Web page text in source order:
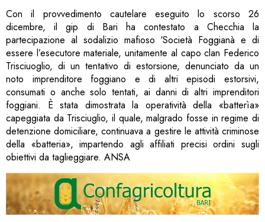
Con il provvedimento cautelare eseguito lo scorso 26
dicembre, il gip di Bari ha contestato a Checchia la
partecipazione al sodalizio mafioso ‘Società Foggianà e di
essere l’esecutore materiale, unitamente al capo clan Federico
Trisciuoglio, di un tentativo di estorsione, denunciato da un
noto imprenditore foggiano e di altri episodi estorsivi,
consumati o anche solo tentati, ai danni di altri imprenditori
foggiani. È stata dimostrata la operatività della «batterìa»
capeggiata da Trisciuglio, il quale, malgrado fosse in regime di
detenzione domiciliare, continuava a gestire le attività criminose
della «batteria», impartendo agli affiliati precisi ordini sugli
obiettivi da taglieggiare. ANSA